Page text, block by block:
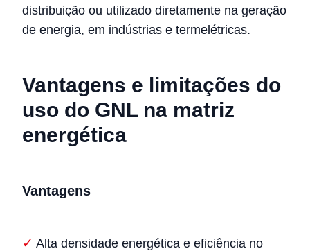
distribuição ou utilizado diretamente na geração
de energia, em indústrias e termelétricas.
Vantagens e limitações do
uso do GNL na matriz
energética
Vantagens
Alta densidade energética e eficiência no